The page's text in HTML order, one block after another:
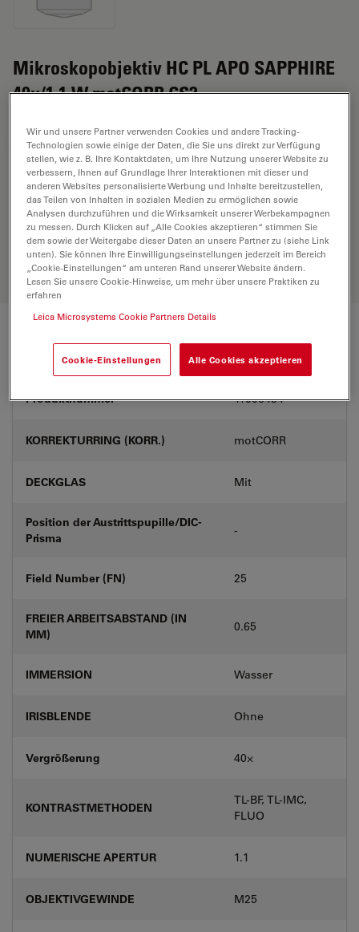
Mikroskopobjektiv HC PL APO SAPPHIRE
40x/1,1 W motCORR CS2
ANGEBOT ANFORDERN
Entdecken Sie die perfekte Lösung.
Erkunden Sie unserenObjective
Finder, vergleichen Sie Alternativen
und finden Sie die beste Lösung für
Ihre Anforderungen.
Technische Daten
Produktnummer 11506434
KORREKTURRING (KORR.) motCORR
DECKGLAS Mit
Position der Austrittspupille/DIC-
Prisma
-
Field Number (FN) 25
FREIER ARBEITSABSTAND (IN
MM)
0.65
IMMERSION Wasser
IRISBLENDE Ohne
Vergrößerung 40⨉
KONTRASTMETHODEN
TL-BF, TL-IMC,
FLUO
NUMERISCHE APERTUR 1.1
OBJEKTIVGEWINDE M25
Wir und unsere Partner verwenden Cookies und andere Tracking-
Technologien sowie einige der Daten, die Sie uns direkt zur Verfügung
stellen, wie z. B. Ihre Kontaktdaten, um Ihre Nutzung unserer Website zu
verbessern, Ihnen auf Grundlage Ihrer Interaktionen mit dieser und
anderen Websites personalisierte Werbung und Inhalte bereitzustellen,
das Teilen von Inhalten in sozialen Medien zu ermöglichen sowie
Analysen durchzuführen und die Wirksamkeit unserer Werbekampagnen
zu messen. Durch Klicken auf „Alle Cookies akzeptieren“ stimmen Sie
dem sowie der Weitergabe dieser Daten an unsere Partner zu (siehe Link
unten). Sie können Ihre Einwilligungseinstellungen jederzeit im Bereich
„Cookie-Einstellungen“ am unteren Rand unserer Website ändern.
Lesen Sie unsere Cookie-Hinweise, um mehr über unsere Praktiken zu
erfahren
Leica Microsystems Cookie Partners Details
Cookie-Einstellungen Alle Cookies akzeptieren